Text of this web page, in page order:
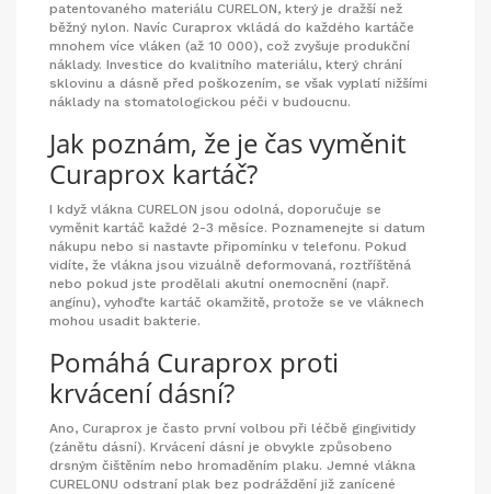
patentovaného materiálu CURELON, který je dražší než
běžný nylon. Navíc Curaprox vkládá do každého kartáče
mnohem více vláken (až 10 000), což zvyšuje produkční
náklady. Investice do kvalitního materiálu, který chrání
sklovinu a dásně před poškozením, se však vyplatí nižšími
náklady na stomatologickou péči v budoucnu.
Jak poznám, že je čas vyměnit
Curaprox kartáč?
I když vlákna CURELON jsou odolná, doporučuje se
vyměnit kartáč každé 2-3 měsíce. Poznamenejte si datum
nákupu nebo si nastavte připomínku v telefonu. Pokud
vidíte, že vlákna jsou vizuálně deformovaná, roztříštěná
nebo pokud jste prodělali akutní onemocnění (např.
angínu), vyhoďte kartáč okamžitě, protože se ve vláknech
mohou usadit bakterie.
Pomáhá Curaprox proti
krvácení dásní?
Ano, Curaprox je často první volbou při léčbě gingivitidy
(zánětu dásní). Krvácení dásní je obvykle způsobeno
drsným čištěním nebo hromaděním plaku. Jemné vlákna
CURELONU odstraní plak bez podráždění již zanícené